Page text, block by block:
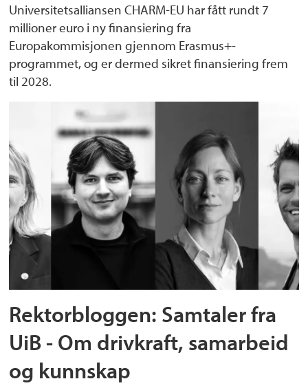
Universitetsalliansen CHARM-EU har fått rundt 7
millioner euro i ny finansiering fra
Europakommisjonen gjennom Erasmus+-
programmet, og er dermed sikret finansiering frem
til 2028.
Rektorbloggen: Samtaler fra
UiB - Om drivkraft, samarbeid
og kunnskap